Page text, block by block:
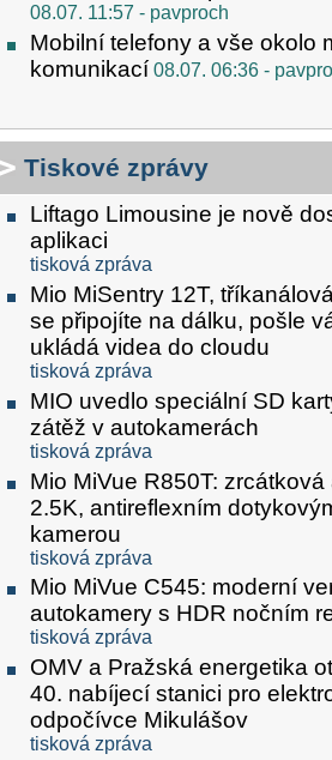
08.07. 11:57 - pavproch
Mobilní telefony a vše okolo
komunikací 08.07. 06:36 -
Tiskové zprávy
Liftago Limousine je nově
aplikaci
tisková zpráva
Mio MiSentry 12T,
se připojíte na dálku, pošle
ukládá videa do cloudu
tisková zpráva
MIO uvedlo speciální SD
zátěž v autokamerách
tisková zpráva
Mio MiVue R850T:
2.5K, antireflexním
kamerou
tisková zpráva
Mio MiVue C545: moderní
autokamery s HDR nočním
tisková zpráva
OMV a Pražská energetika
40. nabíjecí stanici pro
odpočívce Mikulášov
tisková zpráva